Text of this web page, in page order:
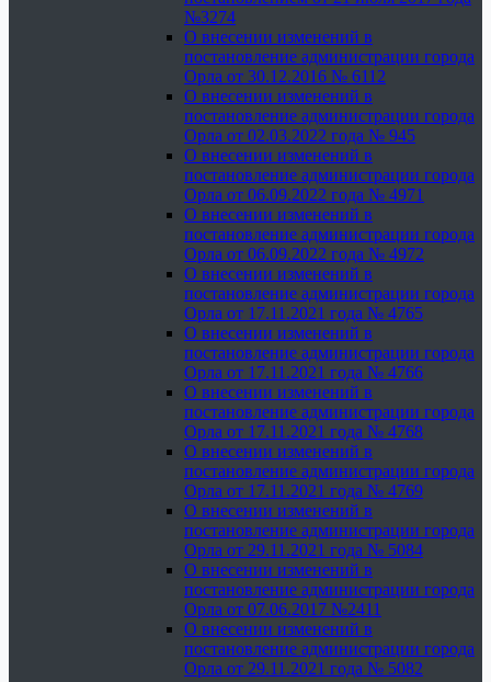
№3274
О внесении изменений в
постановление администрации города
Орла от 30.12.2016 № 6112
О внесении изменений в
постановление администрации города
Орла от 02.03.2022 года № 945
О внесении изменений в
постановление администрации города
Орла от 06.09.2022 года № 4971
О внесении изменений в
постановление администрации города
Орла от 06.09.2022 года № 4972
О внесении изменений в
постановление администрации города
Орла от 17.11.2021 года № 4765
О внесении изменений в
постановление администрации города
Орла от 17.11.2021 года № 4766
О внесении изменений в
постановление администрации города
Орла от 17.11.2021 года № 4768
О внесении изменений в
постановление администрации города
Орла от 17.11.2021 года № 4769
О внесении изменений в
постановление администрации города
Орла от 29.11.2021 года № 5084
О внесении изменений в
постановление администрации города
Орла от 07.06.2017 №2411
О внесении изменений в
постановление администрации города
Орла от 29.11.2021 года № 5082